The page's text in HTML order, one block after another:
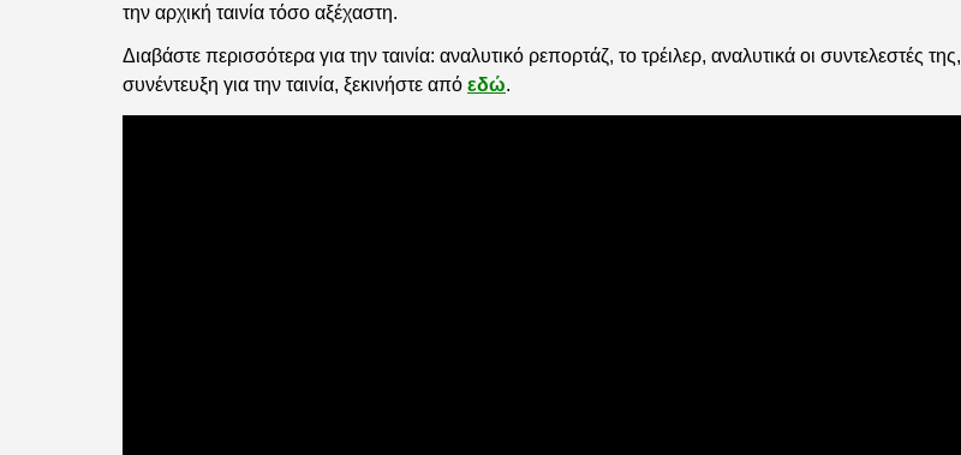
την αρχική ταινία τόσο αξέχαστη.
Διαβάστε περισσότερα για την ταινία: αναλυτικό ρεπορτάζ, το τρέιλερ, αναλυτικά οι συντελεστές της,
συνέντευξη για την ταινία, ξεκινήστε από εδώ.